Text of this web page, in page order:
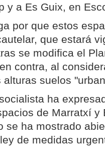
y a Es Guix, en
por que estos
que estará
se modifica el
contra, al
alturas suelos
ha
de Marratxí y
se ha mostrado
de medidas